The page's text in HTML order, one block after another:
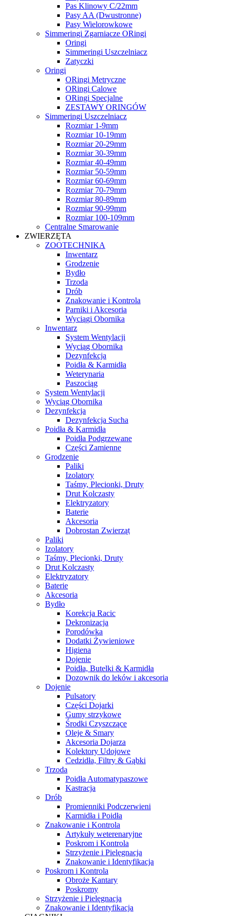
Pas Klinowy C/22mm
Pasy AA (Dwustronne)
Pasy Wielorowkowe
Simmeringi Zgarniacze ORingi
Oringi
Simmeringi Uszczelniacz
Zatyczki
Oringi
ORingi Metryczne
ORingi Calowe
ORingi Specjalne
ZESTAWY ORINGÓW
Simmeringi Uszczelniacz
Rozmiar 1-9mm
Rozmiar 10-19mm
Rozmiar 20-29mm
Rozmiar 30-39mm
Rozmiar 40-49mm
Rozmiar 50-59mm
Rozmiar 60-69mm
Rozmiar 70-79mm
Rozmiar 80-89mm
Rozmiar 90-99mm
Rozmiar 100-109mm
Centralne Smarowanie
ZWIERZĘTA
ZOOTECHNIKA
Inwentarz
Grodzenie
Bydło
Trzoda
Drób
Znakowanie i Kontrola
Parniki i Akcesoria
Wyciągi Obornika
Inwentarz
System Wentylacji
Wyciąg Obornika
Dezynfekcja
Poidła & Karmidła
Weterynaria
Paszociąg
System Wentylacji
Wyciąg Obornika
Dezynfekcja
Dezynfekcja Sucha
Poidła & Karmidła
Poidła Podgrzewane
Części Zamienne
Grodzenie
Paliki
Izolatory
Taśmy, Plecionki, Druty
Drut Kolczasty
Elektryzatory
Baterie
Akcesoria
Dobrostan Zwierząt
Paliki
Izolatory
Taśmy, Plecionki, Druty
Drut Kolczasty
Elektryzatory
Baterie
Akcesoria
Bydło
Korekcja Racic
Dekronizacja
Porodówka
Dodatki Żywieniowe
Higiena
Dojenie
Poidła, Butelki & Karmidła
Dozownik do leków i akcesoria
Dojenie
Pulsatory
Części Dojarki
Gumy strzykowe
Środki Czyszczące
Oleje & Smary
Akcesoria Dojarza
Kolektory Udojowe
Cedzidła, Filtry & Gąbki
Trzoda
Poidła Automatypaszowe
Kastracja
Drób
Promienniki Podczerwieni
Karmidła i Poidła
Znakowanie i Kontrola
Artykuły weterenaryjne
Poskrom i Kontrola
Strzyżenie i Pielęgnacja
Znakowanie i Identyfikacja
Poskrom i Kontrola
Obroże Kantary
Poskromy
Strzyżenie i Pielęgnacja
Znakowanie i Identyfikacja